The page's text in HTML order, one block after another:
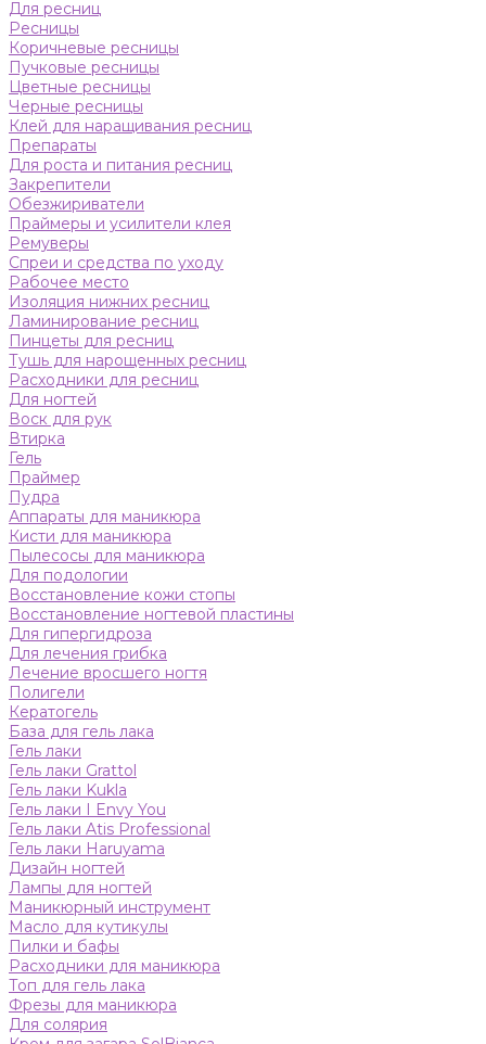
Для ресниц
Ресницы
Коричневые ресницы
Пучковые ресницы
Цветные ресницы
Черные ресницы
Клей для наращивания ресниц
Препараты
Для роста и питания ресниц
Закрепители
Обезжириватели
Праймеры и усилители клея
Ремуверы
Спреи и средства по уходу
Рабочее место
Изоляция нижних ресниц
Ламинирование ресниц
Пинцеты для ресниц
Тушь для нарощенных ресниц
Расходники для ресниц
Для ногтей
Воск для рук
Втирка
Гель
Праймер
Пудра
Аппараты для маникюра
Кисти для маникюра
Пылесосы для маникюра
Для подологии
Восстановление кожи стопы
Восстановление ногтевой пластины
Для гипергидроза
Для лечения грибка
Лечение вросшего ногтя
Полигели
Кератогель
База для гель лака
Гель лаки
Гель лаки Grattol
Гель лаки Kukla
Гель лаки I Envy You
Гель лаки Atis Professional
Гель лаки Haruyama
Дизайн ногтей
Лампы для ногтей
Маникюрный инструмент
Масло для кутикулы
Пилки и бафы
Расходники для маникюра
Топ для гель лака
Фрезы для маникюра
Для солярия